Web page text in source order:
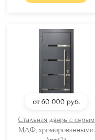
от 60 000 руб.
Стальная дверь с серым
МДФ, хромированными